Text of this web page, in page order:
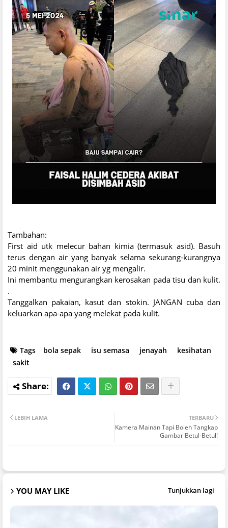
Tambahan:
First aid utk melecur bahan kimia (termasuk asid). Basuh
terus dengan air yang banyak selama sekurang-kurangnya
20 minit menggunakan air yg mengalir.
Ini membantu mengurangkan kerosakan pada tisu dan kulit.
.
Tanggalkan pakaian, kasut dan stokin. JANGAN cuba dan
keluarkan apa-apa yang melekat pada kulit.
Tags bola sepak isu semasa jenayah
kesihatan
sakit
TERBARU
Kamera Mainan Tapi Boleh Tangkap
Gambar Betul-Betul!
LEBIH LAMA
YOU MAY LIKE Tunjukkan lagi